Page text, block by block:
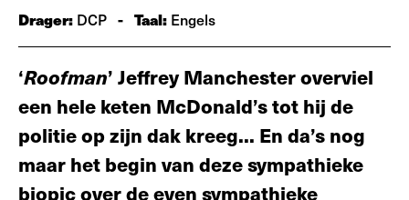
Drager: DCP - Taal: Engels
‘Roofman’ Jeffrey Manchester overviel
een hele keten McDonald’s tot hij de
politie op zijn dak kreeg... En da’s nog
maar het begin van deze sympathieke
biopic over de even sympathieke